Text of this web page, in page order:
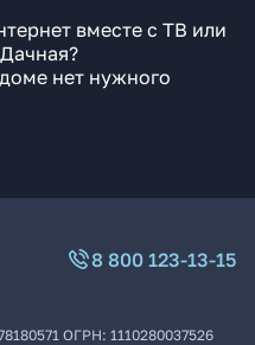
вместе с ТВ или
нет нужного
8 800 123-13-15
ОГРН: 1110280037526